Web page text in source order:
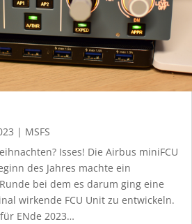
| MSFS
Isses! Die Airbus miniFCU
des Jahres machte ein
bei dem es darum ging eine
wirkende FCU Unit zu entwickeln.
ENde 2023…